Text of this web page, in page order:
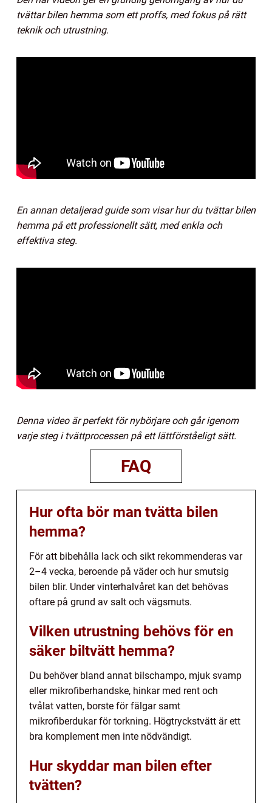
tvättar bilen hemma som ett proffs, med fokus på rätt
teknik och utrustning.
En annan detaljerad guide som visar hur du tvättar bilen
hemma på ett professionellt sätt, med enkla och
effektiva steg.
Denna video är perfekt för nybörjare och går igenom
varje steg i tvättprocessen på ett lättförståeligt sätt.
FAQ
Hur ofta bör man tvätta bilen
hemma?
För att bibehålla lack och sikt rekommenderas var
2–4 vecka, beroende på väder och hur smutsig
bilen blir. Under vinterhalvåret kan det behövas
oftare på grund av salt och vägsmuts.
Vilken utrustning behövs för en
säker biltvätt hemma?
Du behöver bland annat bilschampo, mjuk svamp
eller mikrofiberhandske, hinkar med rent och
tvålat vatten, borste för fälgar samt
mikrofiberdukar för torkning. Högtryckstvätt är ett
bra komplement men inte nödvändigt.
Hur skyddar man bilen efter
tvätten?